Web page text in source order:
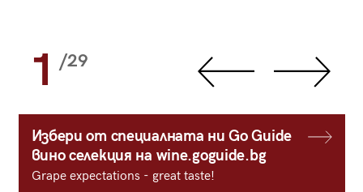
1 /29
Избери от специалната ни Go Guide
вино селекция на wine.goguide.bg
Grape expectations - great taste!